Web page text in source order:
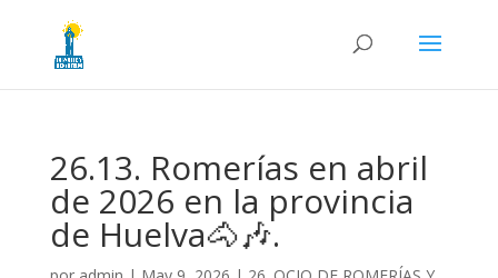
26.13. Romerías en abril
de 2026 en la provincia
de Huelva🐴🎶.